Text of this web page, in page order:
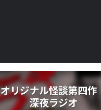
オリジナル怪談第四作
深夜ラジオ